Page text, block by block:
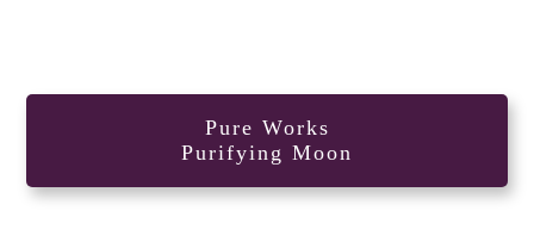
Pure Works
Purifying Moon